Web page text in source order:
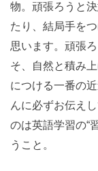
物。頑張ろうと
たり、結局手を
思います。頑張
そ、自然と積み
につける一番の
んに必ずお伝え
のは英語学習の“
うこと。